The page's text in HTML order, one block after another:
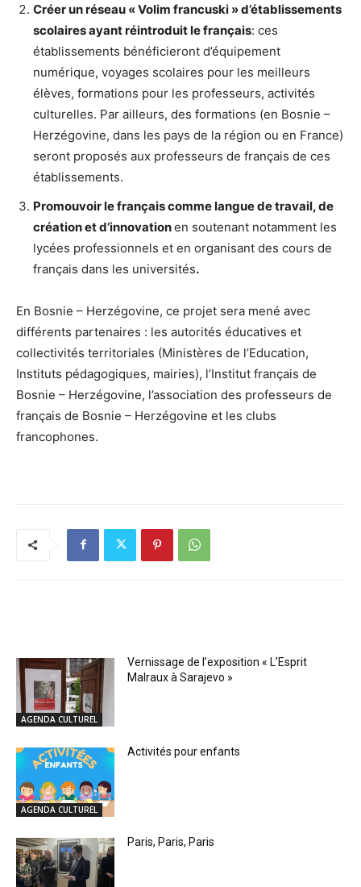
Créer un réseau « Volim francuski » d’établissements
scolaires ayant réintroduit le français: ces
établissements bénéficieront d’équipement
numérique, voyages scolaires pour les meilleurs
élèves, formations pour les professeurs, activités
culturelles. Par ailleurs, des formations (en Bosnie –
Herzégovine, dans les pays de la région ou en France)
seront proposés aux professeurs de français de ces
établissements.
Promouvoir le français comme langue de travail, de
création et d’innovationen soutenant notamment les
lycées professionnels et en organisant des cours de
français dans les universités.
En Bosnie – Herzégovine, ce projet sera mené avec
différents partenaires : les autorités éducatives et
collectivités territoriales (Ministères de l’Education,
Instituts pédagogiques, mairies), l’Institut français de
Bosnie – Herzégovine, l’association des professeurs de
français de Bosnie – Herzégovine et les clubs
francophones.
AGENDA CULTUREL
Vernissage de l’exposition « L’Esprit
Malraux à Sarajevo »
AGENDA CULTUREL
Activités pour enfants
Paris, Paris, Paris